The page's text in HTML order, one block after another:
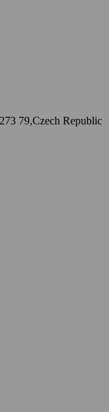
79,Czech Republic